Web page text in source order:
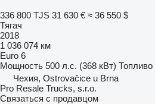
336 800 TJS 31 630 € ≈ 36 550 $
Тягач
2018
1 036 074 км
Euro 6
Мощность 500 л.с. (368 кВт) Топливо
Чехия, Ostrovačice u Brna
Pro Resale Trucks, s.r.o.
Связаться с продавцом